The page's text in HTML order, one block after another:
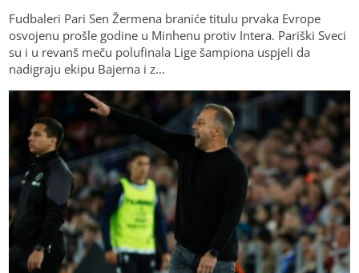
Fudbaleri Pari Sen Žermena braniće titulu prvaka Evrope
osvojenu prošle godine u Minhenu protiv Intera. Pariški Sveci
su i u revanš meču polufinala Lige šampiona uspjeli da
nadigraju ekipu Bajerna i z…